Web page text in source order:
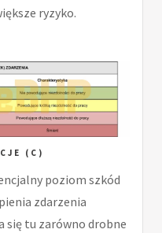
ryzyko.
(C)
poziom szkód
zdarzenia
się tu zarówno drobne